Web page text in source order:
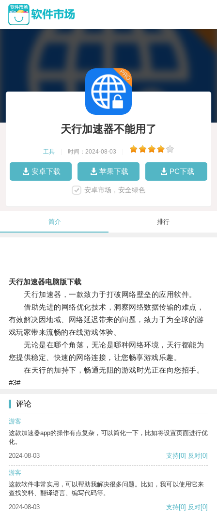
天行加速器不能用了
工具 时间：2024-08-03
安卓下载 苹果下载 PC下载
安卓市场，安全绿色
简介 排行
天行加速器电脑版下载
天行加速器，一款致力于打破网络壁垒的应用软件。
借助先进的网络优化技术，洞察网络数据传输的难点，
有效解决因地域、网络延迟带来的问题，致力于为全球的游
戏玩家带来流畅的在线游戏体验。
无论是在哪个角落，无论是哪种网络环境，天行都能为
您提供稳定、快速的网络连接，让您畅享游戏乐趣。
在天行的加持下，畅通无阻的游戏时光正在向您招手。
#3#
评论
游客
这款加速器app的操作有点复杂，可以简化一下，比如将设置页面进行优
化。
2024-08-03
支持[0] 反对[0]
游客
这款软件非常实用，可以帮助我解决很多问题。比如，我可以使用它来
查找资料、翻译语言、编写代码等。
2024-08-03
支持[0] 反对[0]